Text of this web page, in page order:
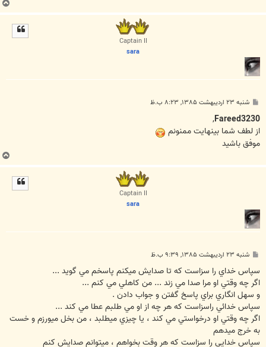
ب
ا
Captain II
sara
پ
ت
شنبه ۲۳ اردیبهشت ۱۳۸۵, ۸:۲۳ ب.ظ
Fareed3230
,
از لطف شما بینهایت ممنونم
موفق باشید
ب
ا
Captain II
sara
پ
ت
شنبه ۲۳ اردیبهشت ۱۳۸۵, ۹:۳۹ ب.ظ
سپاس خداي را سزاست كه تا صدايش ميكنم پاسخم مي گويد ...
اگر چه وقتي او مرا صدا مي زند ... من كاهلي مي كنم ...
و سهل انگاري براي پاسخ گفتن و جواب دادن .
سپاس خدائي راسزاست كه هر چه از او مي طلبم عطا مي كند ...
اگر چه وقتي او درخواستي مي كند ، يا چيزي ميطلبد ، من بخل ميورزم و خست
به خرج ميدهم
سپاس خدايي را سزاست كه هر وقت بخواهم ، ميتوانم صدايش كنم